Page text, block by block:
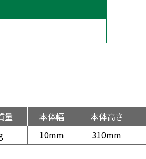
量 本体幅 本体高さ
10mm 310mm